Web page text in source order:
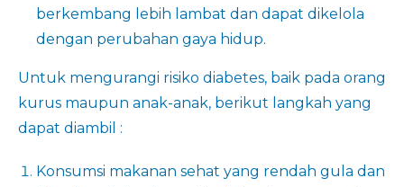
berkembang lebih lambat dan dapat dikelola
dengan perubahan gaya hidup.
Untuk mengurangi risiko diabetes, baik pada orang
kurus maupun anak-anak, berikut langkah yang
dapat diambil :
Konsumsi makanan sehat yang rendah gula dan